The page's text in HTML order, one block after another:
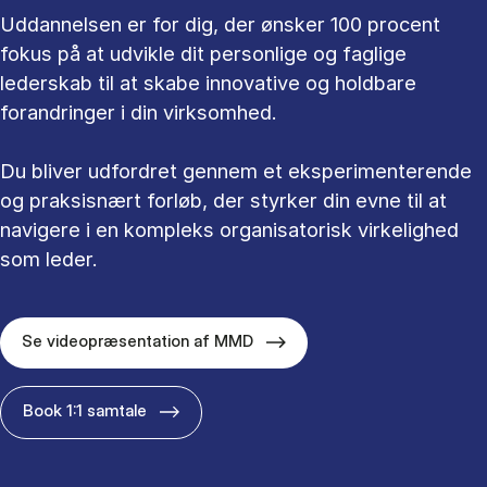
Uddannelsen er for dig, der ønsker 100 procent
fokus på at udvikle dit personlige og faglige
lederskab til at skabe innovative og holdbare
forandringer i din virksomhed.
Du bliver udfordret gennem et eksperimenterende
og praksisnært forløb, der styrker din evne til at
navigere i en kompleks organisatorisk virkelighed
som leder.
Se videopræsentation af MMD
Book 1:1 samtale